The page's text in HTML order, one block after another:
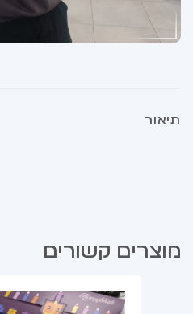
תיאור
מוצרים קשורים